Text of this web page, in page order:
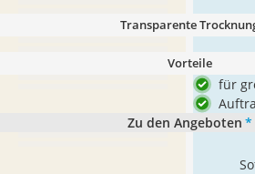
Transparente
Vorteile
für
Zu den Angeboten *